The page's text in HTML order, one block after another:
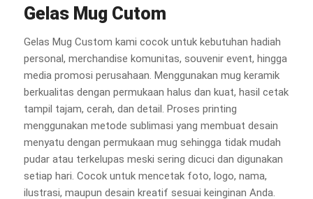
Gelas Mug Cutom
Gelas Mug Custom kami cocok untuk kebutuhan hadiah
personal, merchandise komunitas, souvenir event, hingga
media promosi perusahaan. Menggunakan mug keramik
berkualitas dengan permukaan halus dan kuat, hasil cetak
tampil tajam, cerah, dan detail. Proses printing
menggunakan metode sublimasi yang membuat desain
menyatu dengan permukaan mug sehingga tidak mudah
pudar atau terkelupas meski sering dicuci dan digunakan
setiap hari. Cocok untuk mencetak foto, logo, nama,
ilustrasi, maupun desain kreatif sesuai keinginan Anda.